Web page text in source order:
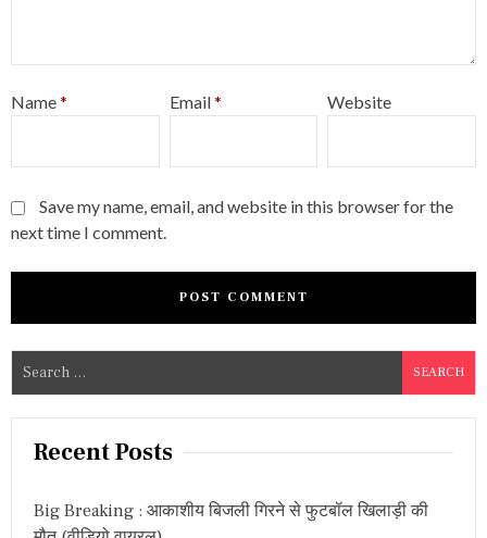
Name* Email* Website
Save my name, email, and website in this browser for the
next time I comment.
a
Recent Posts
Big Breaking : आकाशीय बिजली गिरने से फुटबॉल खिलाड़ी की